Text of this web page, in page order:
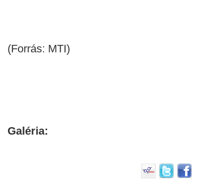
(Forrás: MTI)
Galéria: